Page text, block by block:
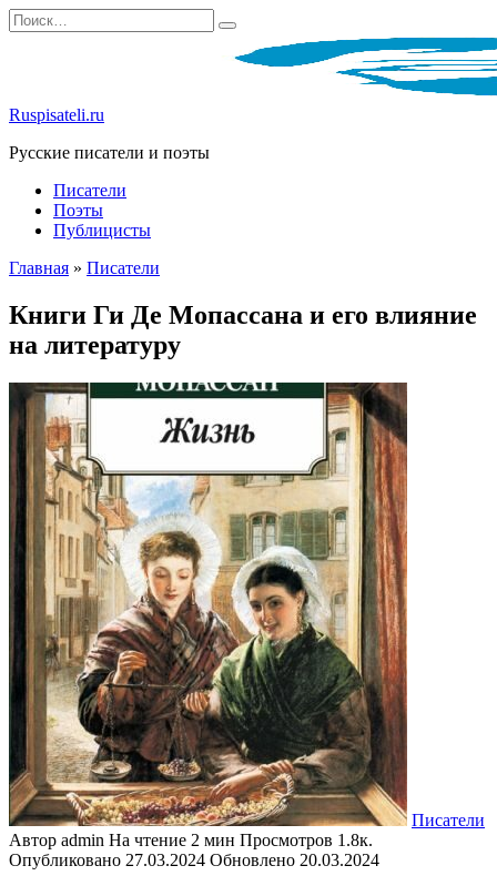
Перейти
к
Search
for:
Ruspisateli.ru
Русские писатели и поэты
Писатели
Поэты
Публицисты
Главная » Писатели
Книги Ги Де Мопассана и его влияние
на литературу
Писатели
Автор admin На чтение 2 мин Просмотров 1.8к.
Опубликовано 27.03.2024 Обновлено 20.03.2024